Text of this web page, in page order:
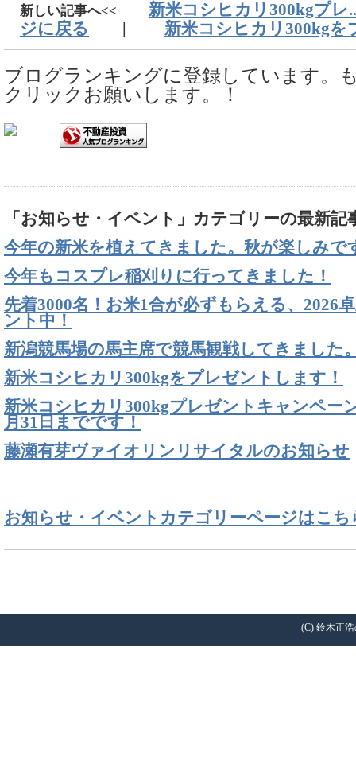
新しい記事へ<<
新米コシヒカリ300kgプレ
ジに戻る
新米コシヒカリ300kgを
ブログランキングに登録しています。
クリックお願いします。！
「お知らせ・イベント」カテゴリーの最新記
今年の新米を植えてきました。秋が楽しみで
今年もコスプレ稲刈りに行ってきました！
先着3000名！お米1合が必ずもらえる、2026
ント中！
新潟競馬場の馬主席で競馬観戦してきました
新米コシヒカリ300kgをプレゼントします！
新米コシヒカリ300kgプレゼントキャンペー
月31日までです！
藤瀬有芽ヴァイオリンリサイタルのお知らせ
お知らせ・イベントカテゴリーページはこち
(C) 鈴木正